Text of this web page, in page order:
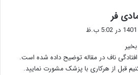
فر
ف
ناف در مقاله توضیح داده شده است.
قبل از هرکاری با پزشک مشورت نمایید.